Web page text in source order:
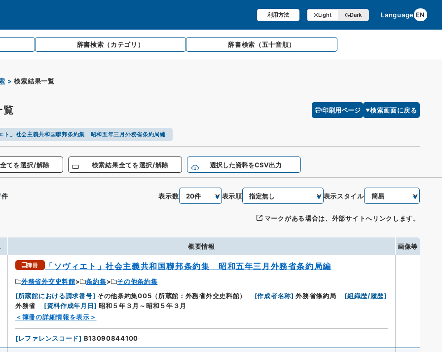
利用方法 Light Dark Language EN
辞書検索 （カテゴリ） 辞書検索 （五十音順）
検索結果一覧
覧 印刷用ページ 検索画面に戻る
ト」社会主義共和国聯邦条約集 昭和五年三月外務省条約局編
てを選択/解除 検索結果全てを選択/解除 選択した資料をCSV出力
件
表示数 表示順 表示スタイル
マークがある場合は、外部サイトへリンクします。
概要情報 画像等
簿冊 「ソヴィエト」社会主義共和国聯邦条約集 昭和五年三月外務省条約局編
外務省外交史料館 条約集
その他条約集
[所蔵館における請求番号] その他条約集005（所蔵館：外務省外交史料館） [作成者名称] 外務省條約局 [組織歴/履歴]
外務省
[資料作成年月日] 昭和５年３月～昭和５年３月
＜簿冊の詳細情報を表示＞
[レファレンスコード] B13090844100